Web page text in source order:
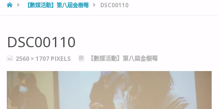
HOME【數媒活動】第八屆金樹莓 DSC00110
DSC00110
FULL2560 × 1707 PIXELS 【數媒活動】第八屆金樹莓